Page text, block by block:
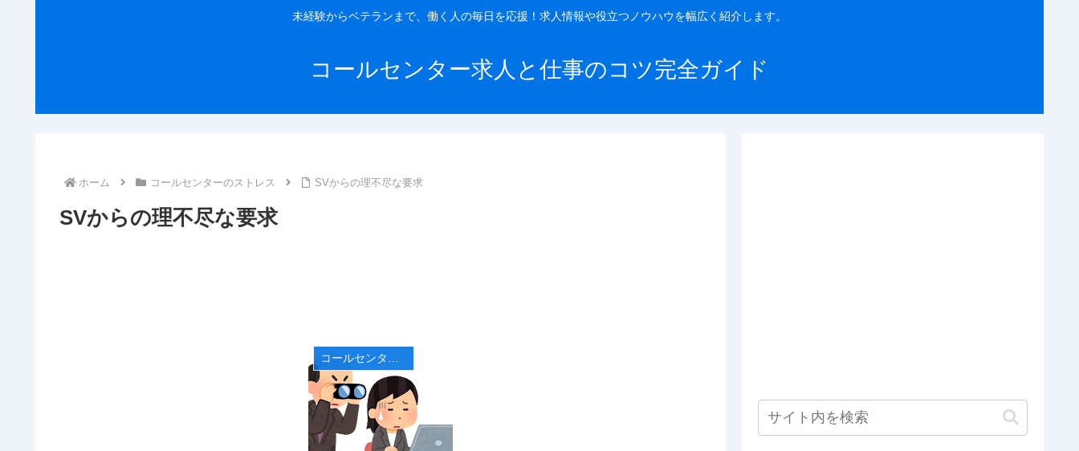
未経験からベテランまで、働く人の毎日を応援！求人情報や役立つノウハウを幅広く紹介します。
コールセンター求人と仕事のコツ完全ガイド
ホーム コールセンターのストレス SVからの理不尽な要求
SVからの理不尽な要求